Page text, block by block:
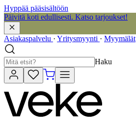
Hyppää pääsisältöön
Päivitä koti edullisesti. Katso tarjoukset!
Asiakaspalvelu · Yritysmyynti · Myymälät
Haku